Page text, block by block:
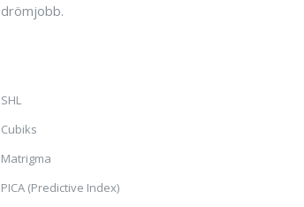
drömjobb.
SHL
Cubiks
Matrigma
PICA (Predictive Index)